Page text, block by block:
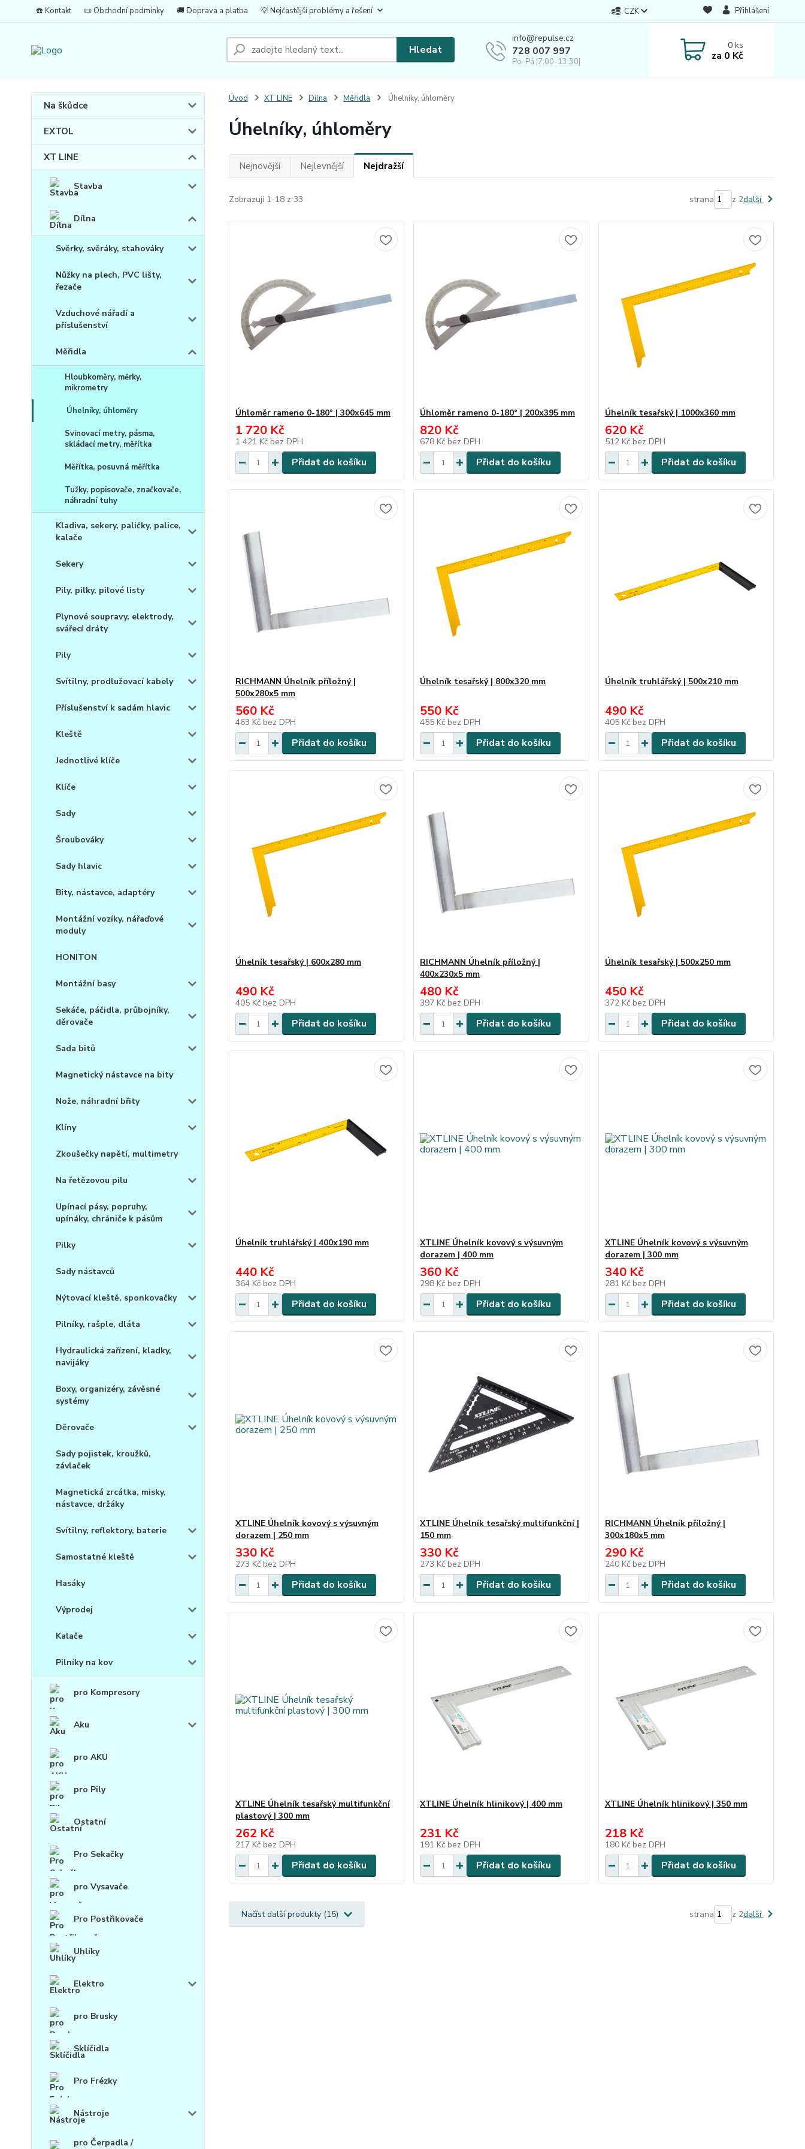
☎️ Kontakt 📜 Obchodní podmínky 🚚 Doprava a platba 💡 Nejčastější problémy a řešení CZK Přihlášení
Hledat
info@repulse.cz
728 007 997
Po-Pá |7:00-13:30|
0ks
za 0 Kč
Na škůdce
EXTOL
XT LINE
Stavba
Dílna
Svěrky, svěráky, stahováky
Nůžky na plech, PVC lišty,
řezače
Vzduchové nářadí a
příslušenství
Měřidla
Hloubkoměry, měrky,
mikrometry
Úhelníky, úhloměry
Svinovací metry, pásma,
skládací metry, měřítka
Měřítka, posuvná měřítka
Tužky, popisovače, značkovače,
náhradní tuhy
Kladiva, sekery, paličky, palice,
kalače
Sekery
Pily, pilky, pilové listy
Plynové soupravy, elektrody,
svářecí dráty
Pily
Svítilny, prodlužovací kabely
Příslušenství k sadám hlavic
Kleště
Jednotlivé klíče
Klíče
Sady
Šroubováky
Sady hlavic
Bity, nástavce, adaptéry
Montážní vozíky, nářaďové
moduly
HONITON
Montážní basy
Sekáče, páčidla, průbojníky,
děrovače
Sada bitů
Magnetický nástavce na bity
Nože, náhradní břity
Klíny
Zkoušečky napětí, multimetry
Na řetězovou pilu
Upínací pásy, popruhy,
upínáky, chrániče k pásům
Pilky
Sady nástavců
Nýtovací kleště, sponkovačky
Pilníky, rašple, dláta
Hydraulická zařízení, kladky,
navijáky
Boxy, organizéry, závěsné
systémy
Děrovače
Sady pojistek, kroužků,
závlaček
Magnetická zrcátka, misky,
nástavce, držáky
Svítilny, reflektory, baterie
Samostatné kleště
Hasáky
Výprodej
Kalače
Pilníky na kov
pro Kompresory
Aku
pro AKU
pro Pily
Ostatní
Pro Sekačky
pro Vysavače
Pro Postřikovače
Uhlíky
Elektro
pro Brusky
Sklíčidla
Pro Frézky
Nástroje
pro Čerpadla /
Úvod XT LINE Dílna Měřidla Úhelníky, úhloměry
Úhelníky, úhloměry
Nejnovější Nejlevnější Nejdražší
Zobrazuji 1-18 z 33 strana z 2další
Úhloměr rameno 0-180° | 300x645 mm
1 720 Kč
1 421 Kč bez DPH
Přidat do košíku
Úhloměr rameno 0-180° | 200x395 mm
820 Kč
678 Kč bez DPH
Přidat do košíku
Úhelník tesařský | 1000x360 mm
620 Kč
512 Kč bez DPH
Přidat do košíku
RICHMANN Úhelník příložný |
500x280x5 mm
560 Kč
463 Kč bez DPH
Přidat do košíku
Úhelník tesařský | 800x320 mm
550 Kč
455 Kč bez DPH
Přidat do košíku
Úhelník truhlářský | 500x210 mm
490 Kč
405 Kč bez DPH
Přidat do košíku
Úhelník tesařský | 600x280 mm
490 Kč
405 Kč bez DPH
Přidat do košíku
RICHMANN Úhelník příložný |
400x230x5 mm
480 Kč
397 Kč bez DPH
Přidat do košíku
Úhelník tesařský | 500x250 mm
450 Kč
372 Kč bez DPH
Přidat do košíku
Úhelník truhlářský | 400x190 mm
440 Kč
364 Kč bez DPH
Přidat do košíku
XTLINE Úhelník kovový s výsuvným
dorazem | 400 mm
360 Kč
298 Kč bez DPH
Přidat do košíku
XTLINE Úhelník kovový s výsuvným
dorazem | 300 mm
340 Kč
281 Kč bez DPH
Přidat do košíku
XTLINE Úhelník kovový s výsuvným
dorazem | 250 mm
330 Kč
273 Kč bez DPH
Přidat do košíku
XTLINE Úhelník tesařský multifunkční |
150 mm
330 Kč
273 Kč bez DPH
Přidat do košíku
RICHMANN Úhelník příložný |
300x180x5 mm
290 Kč
240 Kč bez DPH
Přidat do košíku
XTLINE Úhelník tesařský multifunkční
plastový | 300 mm
262 Kč
217 Kč bez DPH
Přidat do košíku
XTLINE Úhelník hlinikový | 400 mm
231 Kč
191 Kč bez DPH
Přidat do košíku
XTLINE Úhelník hlinikový | 350 mm
218 Kč
180 Kč bez DPH
Přidat do košíku
Načíst další produkty (15) strana z 2další